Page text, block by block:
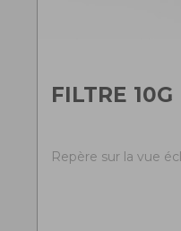
FILTRE 10G
Repère sur la vue